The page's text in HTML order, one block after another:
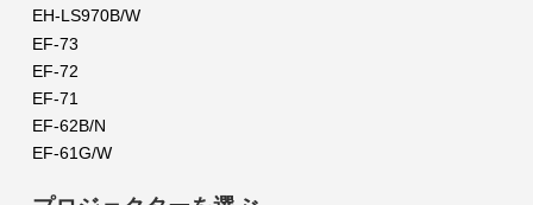
EH-LS970B/W
EF-73
EF-72
EF-71
EF-62B/N
EF-61G/W